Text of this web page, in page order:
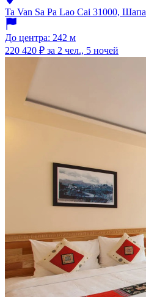
Ta Van Sa Pa Lao Cai 31000, Шапа
До центра: 242 м
220 420 ₽ за 2 чел., 5 ночей